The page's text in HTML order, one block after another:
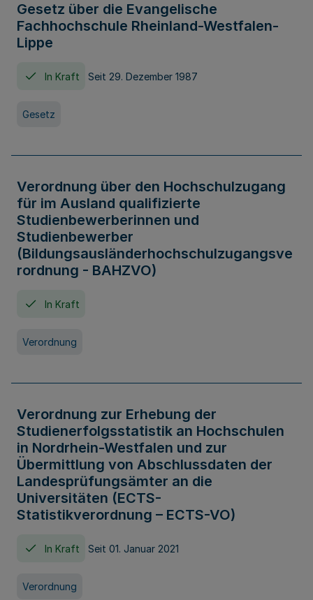
Gesetz über die Evangelische
Fachhochschule Rheinland-Westfalen-
Lippe
In Kraft Seit 29. Dezember 1987
Gesetz
Verordnung über den Hochschulzugang
für im Ausland qualifizierte
Studienbewerberinnen und
Studienbewerber
(Bildungsausländerhochschulzugangsve
rordnung - BAHZVO)
In Kraft
Verordnung
Verordnung zur Erhebung der
Studienerfolgsstatistik an Hochschulen
in Nordrhein-Westfalen und zur
Übermittlung von Abschlussdaten der
Landesprüfungsämter an die
Universitäten (ECTS-
Statistikverordnung – ECTS-VO)
In Kraft Seit 01. Januar 2021
Verordnung